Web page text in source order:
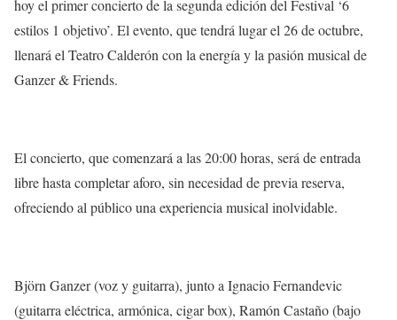
hoy el primer concierto de la segunda edición del Festival ‘6
estilos 1 objetivo’. El evento, que tendrá lugar el 26 de octubre,
llenará el Teatro Calderón con la energía y la pasión musical de
Ganzer & Friends.
El concierto, que comenzará a las 20:00 horas, será de entrada
libre hasta completar aforo, sin necesidad de previa reserva,
ofreciendo al público una experiencia musical inolvidable.
Björn Ganzer (voz y guitarra), junto a Ignacio Fernandevic
(guitarra eléctrica, armónica, cigar box), Ramón Castaño (bajo